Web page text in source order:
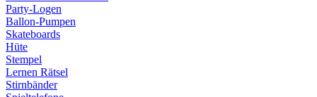
Party-Logen
Ballon-Pumpen
Skateboards
Hüte
Stempel
Lernen Rätsel
Stirnbänder